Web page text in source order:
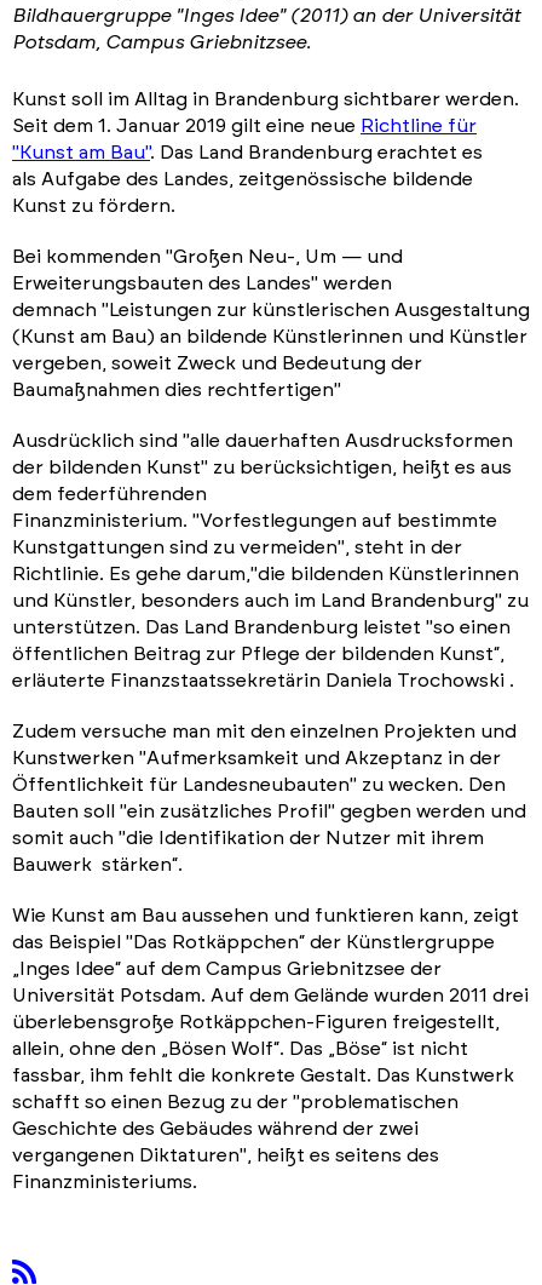
Bildhauergruppe "Inges Idee" (2011) an der Universität
Potsdam, Campus Griebnitzsee.
Kunst soll im Alltag in Brandenburg sichtbarer werden.
Seit dem 1. Januar 2019 gilt eine neue Richtline für
"Kunst am Bau". Das Land Brandenburg erachtet es
als Aufgabe des Landes, zeitgenössische bildende
Kunst zu fördern.
Bei kommenden "Großen Neu-, Um — und
Erweiterungsbauten des Landes" werden
demnach "Leistungen zur künstlerischen Ausgestaltung
(Kunst am Bau) an bildende Künstlerinnen und Künstler
vergeben, soweit Zweck und Bedeutung der
Baumaßnahmen dies rechtfertigen"
Ausdrücklich sind "alle dauerhaften Ausdrucksformen
der bildenden Kunst" zu berücksichtigen, heißt es aus
dem federführenden
Finanzministerium. "Vorfestlegungen auf bestimmte
Kunstgattungen sind zu vermeiden", steht in der
Richtlinie. Es gehe darum,"die bildenden Künstlerinnen
und Künstler, besonders auch im Land Brandenburg" zu
unterstützen. Das Land Brandenburg leistet "so einen
öffentlichen Beitrag zur Pflege der bildenden Kunst“,
erläuterte Finanzstaatssekretärin Daniela Trochowski .
Zudem versuche man mit den einzelnen Projekten und
Kunstwerken "Aufmerksamkeit und Akzeptanz in der
Öffentlichkeit für Landesneubauten" zu wecken. Den
Bauten soll "ein zusätzliches Profil" gegben werden und
somit auch "die Identifikation der Nutzer mit ihrem
Bauwerk stärken“.
Wie Kunst am Bau aussehen und funktieren kann, zeigt
das Beispiel "Das Rotkäppchen“ der Künstlergruppe
„Inges Idee“ auf dem Campus Griebnitzsee der
Universität Potsdam. Auf dem Gelände wurden 2011 drei
überlebensgroße Rotkäppchen-Figuren freigestellt,
allein, ohne den „Bösen Wolf“. Das „Böse“ ist nicht
fassbar, ihm fehlt die konkrete Gestalt. Das Kunstwerk
schafft so einen Bezug zu der "problematischen
Geschichte des Gebäudes während der zwei
vergangenen Diktaturen", heißt es seitens des
Finanzministeriums.